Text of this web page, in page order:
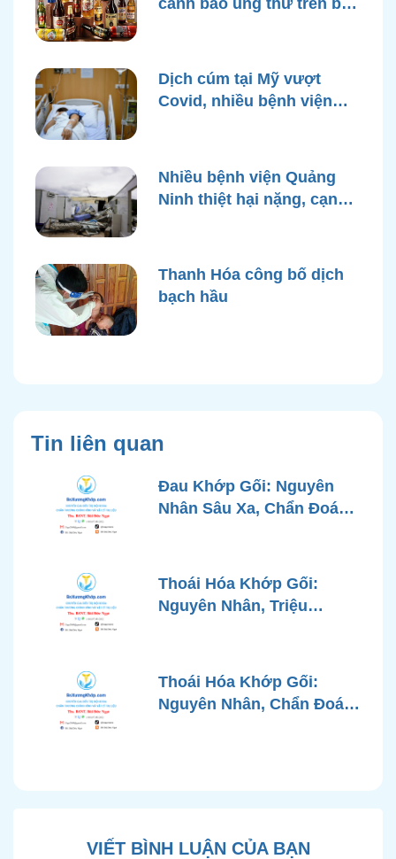
Dịch cúm tại Mỹ vượt
Covid, nhiều bệnh viện
Nhiều bệnh viện Quảng
Ninh thiệt hại nặng, cạn
Thanh Hóa công bố dịch
bạch hầu
Tin liên quan
Đau Khớp Gối: Nguyên
Nhân Sâu Xa, Chẩn Đoán
Góc Nhìn Bác Sĩ Xương
Khớp
Thoái Hóa Khớp Gối:
Nguyên Nhân, Triệu
Chuẩn Y Khoa
Thoái Hóa Khớp Gối:
Nguyên Nhân, Chẩn Đoán
VIẾT BÌNH LUẬN CỦA BẠN